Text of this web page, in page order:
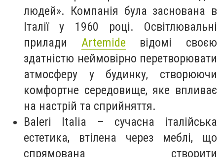
людей». Компанія була заснована в
Італії у 1960 році. Освітлювальні
прилади Artemide відомі своєю
здатністю неймовірно перетворювати
атмосферу у будинку, створюючи
комфортне середовище, яке впливає
на настрій та сприйняття.
Baleri Italia – сучасна італійська
естетика, втілена через меблі, що
спрямована створити